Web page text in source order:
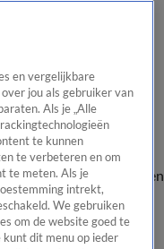
Onze gezichten
In de
Kijkersvraag insturen
en vergelijkbare
jou als gebruiker van
Als je „Alle
te kunnen
te verbeteren en om
te meten. Als je
intrekt,
We gebruiken
om de website goed te
kunt dit menu op ieder